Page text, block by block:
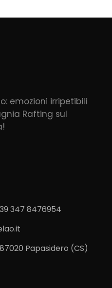
emozioni irripetibili
Rafting sul
347 8476954
Papasidero (CS)